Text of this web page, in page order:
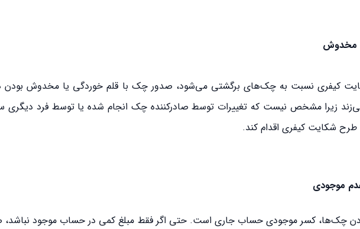
مخدوش
کیفری نسبت به چک‌های برگشتی می‌شود، صدور چک با قلم خوردگی یا مخدوش
زیرا مشخص نیست که تغییرات توسط صادرکننده چک انجام شده یا توسط فرد دیگری
شکایت کیفری اقدام کند.
موجودی
چک‌ها، کسر موجودی حساب جاری است. حتی اگر فقط مبلغ کمی در حساب موجود نباشد،